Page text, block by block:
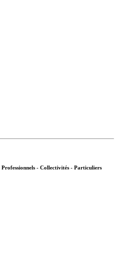
Professionnels - Collectivités - Particuliers